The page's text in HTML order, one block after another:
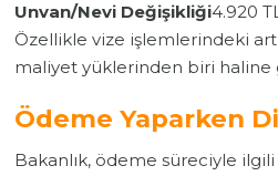
Unvan/Nevi Değişikliği4.920
Özellikle vize işlemlerindeki
maliyet yüklerinden biri haline
Ödeme Yaparken
Bakanlık, ödeme süreciyle